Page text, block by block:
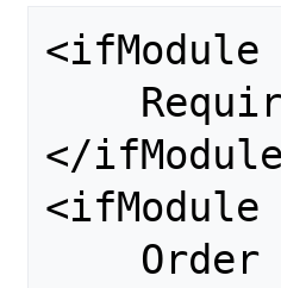
<ifModule
</
<ifModule